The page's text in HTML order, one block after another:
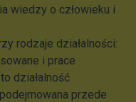
wiedzy o człowieku i
rodzaje działalności:
i prace
działalność
przede